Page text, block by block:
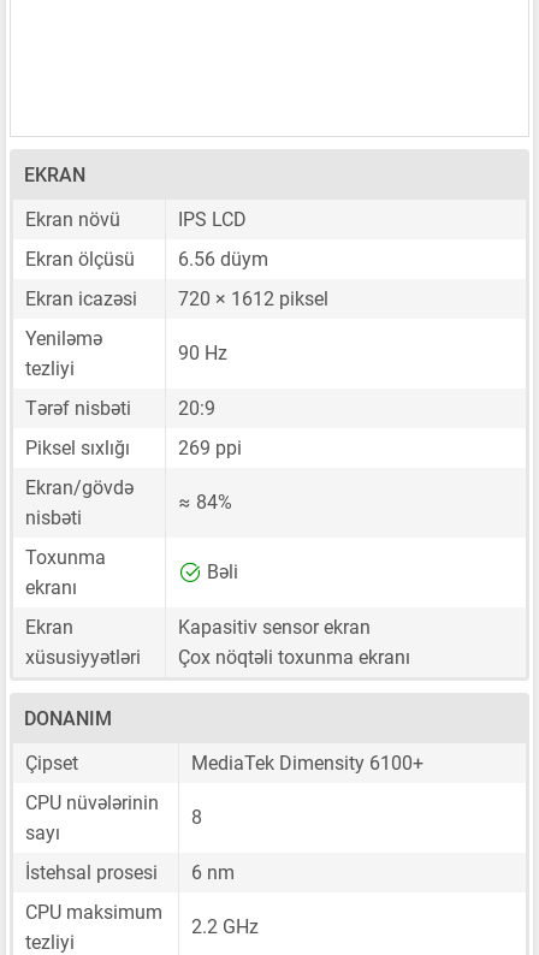
EKRAN
Ekran növü
IPS LCD
Ekran ölçüsü
6.56 düym
Ekran icazəsi
720 × 1612 piksel
Yeniləmə
tezliyi
90 Hz
Tərəf nisbəti
20:9
Piksel sıxlığı
269 ppi
Ekran/gövdə
nisbəti
≈ 84%
Toxunma
ekranı
Bəli
Ekran
xüsusiyyətləri
Kapasitiv sensor ekran
Çox nöqtəli toxunma ekranı
DONANIM
Çipset
MediaTek Dimensity 6100+
CPU nüvələrinin
sayı
8
İstehsal prosesi
6 nm
CPU maksimum
tezliyi
2.2 GHz